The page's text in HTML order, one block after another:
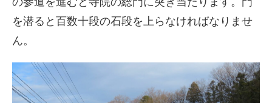
を潜ると百数十段の石段を上らなければなりませ
ん。